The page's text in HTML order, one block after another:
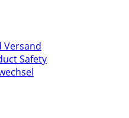
Safety